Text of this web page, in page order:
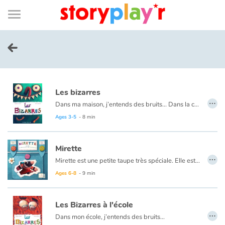
Connexion
Bibliothèque
de
page
Menu
Log in
Try for free
Library
Awards
Home
Tales and classics in french
Les bizarres
Dans ma maison, j’entends des bruits... Dans la cuisine, j’entends « GLOUPS » et dans la salle de bains, j’entends « PLOOOC » et dans la cave, j’entends « CROA ». Mais qui peut bien faire des bruits aussi bizarres ?
Ages 3-5 - 8 min
…
Mirette
Mirette est une petite taupe très spéciale. Elle est née avec des yeux qui voient ! Et elle veut voir plein de choses. Alors elle part en voyage, chargée d'un bon gâteau au fromage.
Ages 6-8 - 9 min
…
Les Bizarres à l'école
Dans mon école, j’entends des bruits…
…